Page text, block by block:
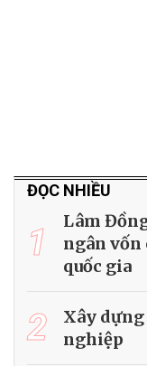
ĐỌC NHIỀU
1
Lâm
ngân
quốc gia
2
Xây
nghiệp